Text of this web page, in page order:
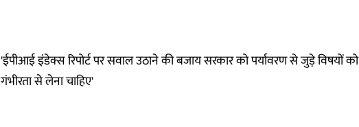
'ईपीआई इंडेक्स रिपोर्ट पर सवाल उठाने की बजाय सरकार को पर्यावरण से जुड़े विषयों को
गंभीरता से लेना चाहिए'